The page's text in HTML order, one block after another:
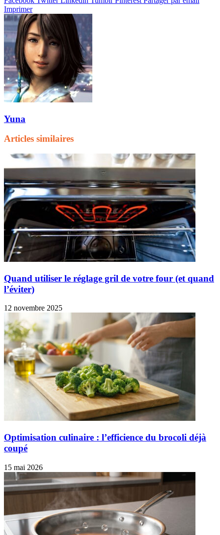
Imprimer
Yuna
Articles similaires
Quand utiliser le réglage gril de votre four (et quand
l’éviter)
12 novembre 2025
Optimisation culinaire : l’efficience du brocoli déjà
coupé
15 mai 2026